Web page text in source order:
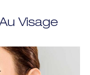
Visage